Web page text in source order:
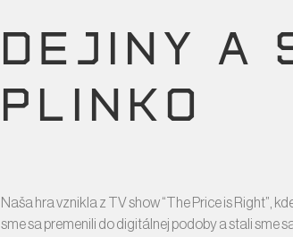
DEJINY A
PLINKO
Naša hra vznikla z TV show “The Price is Right”,
sme sa premenili do digitálnej podoby a stali sme